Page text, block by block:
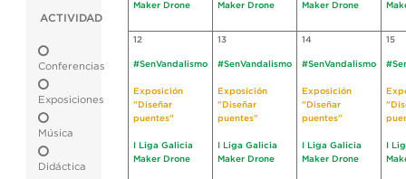
ACTIVIDAD
Conferencias
Exposiciones
Música
Didáctica
Maker Drone
Maker Drone
Maker Drone
12
#SenVandalismo
Exposición
"Diseñar
puentes"
I Liga Galicia
Maker Drone
13
#SenVandalismo
Exposición
"Diseñar
puentes"
I Liga Galicia
Maker Drone
14
#SenVandalismo
Exposición
"Diseñar
puentes"
I Liga Galicia
Maker Drone
15
I